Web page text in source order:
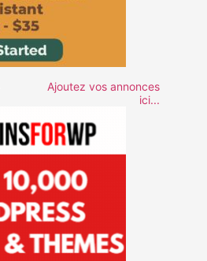
Ajoutez vos annonces
ici...